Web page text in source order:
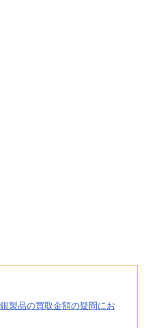
製品の買取金額の疑問にお